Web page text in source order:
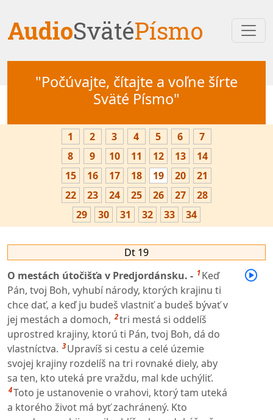
AudioSvätéPísmo
"Počúvajte, čítajte a voľne šírte
Sväté Písmo"
1 2 3 4 5 6
7
8
9 10 11 12 13
14
15
16 17 18 19 20
21
22
23 24 25 26 27
28
29
30 31 32 33 34
Dt 19
O mestách útočišťa v Predjordánsku. - 1 Keď
Pán, tvoj Boh, vyhubí národy, ktorých krajinu ti
chce dať, a keď ju budeš vlastniť a budeš bývať v
jej mestách a domoch, 2tri mestá si oddelíš
uprostred krajiny, ktorú ti Pán, tvoj Boh, dá do
vlastníctva. 3 Upravíš si cestu a celé územie
svojej krajiny rozdelíš na tri rovnaké diely, aby
sa ten, kto uteká pre vraždu, mal kde uchýliť.
4Toto je ustanovenie o vrahovi, ktorý tam uteká
a ktorého život má byť zachránený. Kto